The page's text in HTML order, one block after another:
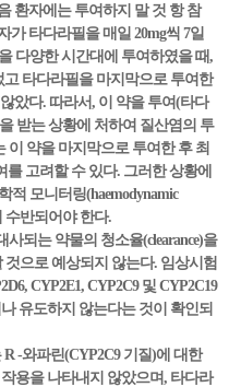
환자에는 투여하지 말 것 항 참
가 타다라필을 매일 20mg씩 7일
다양한 시간대에 투여하였을 때,
타다라필을 마지막으로 투여한
았다. 따라서, 이 약을 투여(타다
받는 상황에 처하여 질산염의 투
이 약을 마지막으로 투여한 후 최
고려할 수 있다. 그러한 상황에
적 모니터링(haemodynamic
수반되어야 한다.
사되는 약물의 청소율(clearance)을
으로 예상되지 않는다. 임상시험
CYP2E1, CYP2C9 및 CYP2C19
유도하지 않는다는 것이 확인되
-와파린(CYP2C9 기질)에 대한
용을 나타내지 않았으며, 타다라